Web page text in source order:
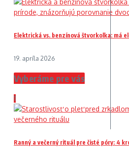
Elektrická vs. benzínová štvorkolka: má
19. apríla 2026
Vyberáme pre vás
1
Ranný a večerný rituál pre čisté póry: 4